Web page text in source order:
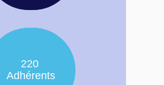
220
Adhérents